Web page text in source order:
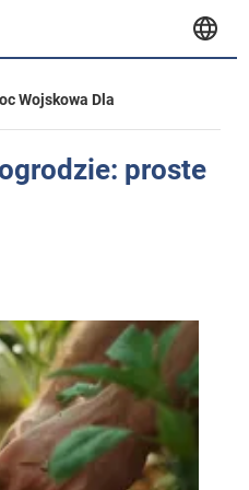
Wojskowa Dla
proste